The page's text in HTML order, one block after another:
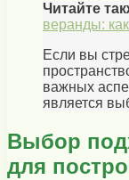
Читайте
веранды:
Если вы
важных
является
Выбор
для